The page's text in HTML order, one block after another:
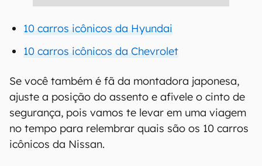
10 carros icônicos da Hyundai
10 carros icônicos da Chevrolet
Se você também é fã da montadora japonesa,
ajuste a posição do assento e afivele o cinto de
segurança, pois vamos te levar em uma viagem
no tempo para relembrar quais são os 10 carros
icônicos da Nissan.